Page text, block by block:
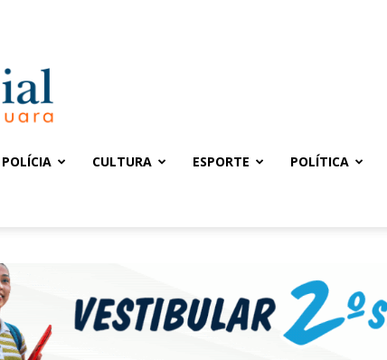
POLÍCIA CULTURA ESPORTE POLÍTICA